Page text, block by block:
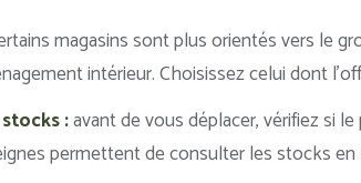
magasins sont plus orientés vers le
intérieur. Choisissez celui dont
:avant de vous déplacer, vérifiez si
permettent de consulter les stocks